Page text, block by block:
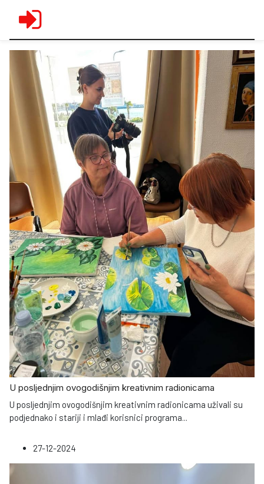
U posljednjim ovogodišnjim kreativnim radionicama
U posljednjim ovogodišnjim kreativnim radionicama uživali su
podjednako i stariji i mlađi korisnici programa...
27-12-2024